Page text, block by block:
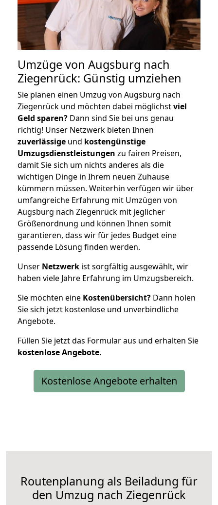
Umzüge von Augsburg nach
Ziegenrück: Günstig umziehen
Sie planen einen Umzug von Augsburg nach
Ziegenrück und möchten dabei möglichstviel
Geld sparen? Dann sind Sie bei uns genau
richtig! Unser Netzwerk bieten Ihnen
zuverlässige und kostengünstige
Umzugsdienstleistungen zu fairen Preisen,
damit Sie sich um nichts anderes als die
wichtigen Dinge in Ihrem neuen Zuhause
kümmern müssen. Weiterhin verfügen wir über
umfangreiche Erfahrung mit Umzügen von
Augsburg nach Ziegenrück mit jeglicher
Größenordnung und können Ihnen somit
garantieren, dass wir für jedes Budget eine
passende Lösung finden werden.
Unser Netzwerk ist sorgfältig ausgewählt, wir
haben viele Jahre Erfahrung im Umzugsbereich.
Sie möchten eine Kostenübersicht? Dann holen
Sie sich jetzt kostenlose und unverbindliche
Angebote.
Füllen Sie jetzt das Formular aus und erhalten Sie
kostenloseAngebote.
Kostenlose Angebote erhalten
Routenplanung als Beiladung für
den Umzug nach Ziegenrück